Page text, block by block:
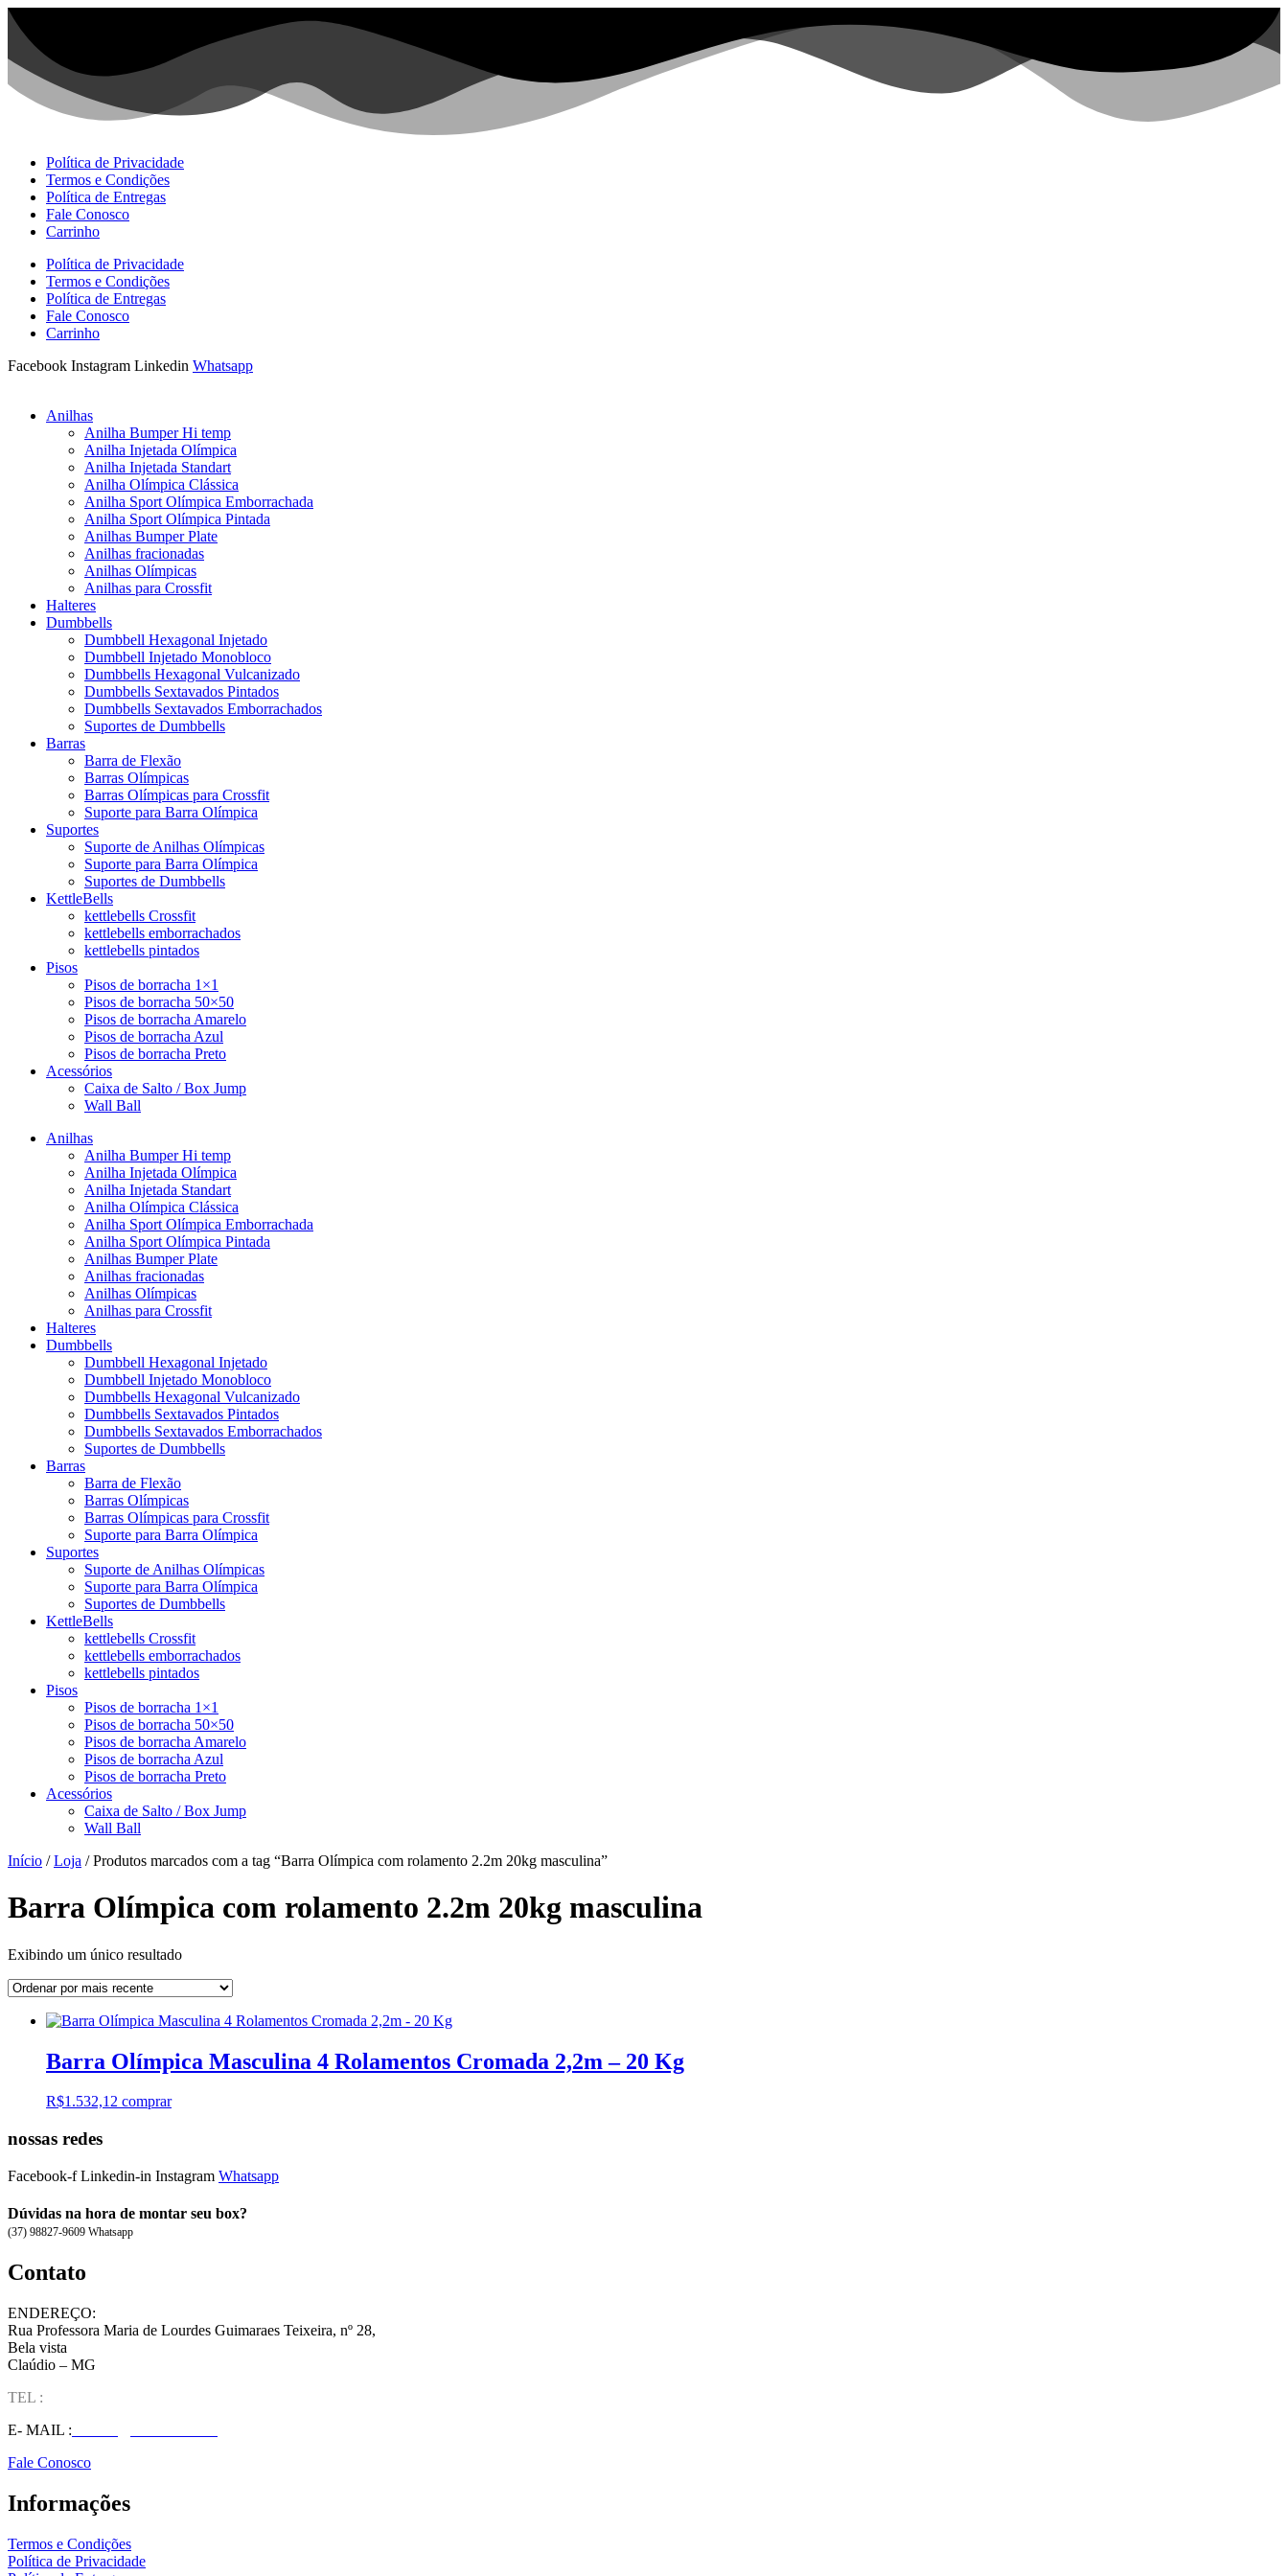
Ir
para
conteúdo
Política de Privacidade
Termos e Condições
Política de Entregas
Fale Conosco
Carrinho
Política de Privacidade
Termos e Condições
Política de Entregas
Fale Conosco
Carrinho
Facebook Instagram Linkedin Whatsapp
Anilhas
Anilha Bumper Hi temp
Anilha Injetada Olímpica
Anilha Injetada Standart
Anilha Olímpica Clássica
Anilha Sport Olímpica Emborrachada
Anilha Sport Olímpica Pintada
Anilhas Bumper Plate
Anilhas fracionadas
Anilhas Olímpicas
Anilhas para Crossfit
Halteres
Dumbbells
Dumbbell Hexagonal Injetado
Dumbbell Injetado Monobloco
Dumbbells Hexagonal Vulcanizado
Dumbbells Sextavados Pintados
Dumbbells Sextavados Emborrachados
Suportes de Dumbbells
Barras
Barra de Flexão
Barras Olímpicas
Barras Olímpicas para Crossfit
Suporte para Barra Olímpica
Suportes
Suporte de Anilhas Olímpicas
Suporte para Barra Olímpica
Suportes de Dumbbells
KettleBells
kettlebells Crossfit
kettlebells emborrachados
kettlebells pintados
Pisos
Pisos de borracha 1×1
Pisos de borracha 50×50
Pisos de borracha Amarelo
Pisos de borracha Azul
Pisos de borracha Preto
Acessórios
Caixa de Salto / Box Jump
Wall Ball
Anilhas
Anilha Bumper Hi temp
Anilha Injetada Olímpica
Anilha Injetada Standart
Anilha Olímpica Clássica
Anilha Sport Olímpica Emborrachada
Anilha Sport Olímpica Pintada
Anilhas Bumper Plate
Anilhas fracionadas
Anilhas Olímpicas
Anilhas para Crossfit
Halteres
Dumbbells
Dumbbell Hexagonal Injetado
Dumbbell Injetado Monobloco
Dumbbells Hexagonal Vulcanizado
Dumbbells Sextavados Pintados
Dumbbells Sextavados Emborrachados
Suportes de Dumbbells
Barras
Barra de Flexão
Barras Olímpicas
Barras Olímpicas para Crossfit
Suporte para Barra Olímpica
Suportes
Suporte de Anilhas Olímpicas
Suporte para Barra Olímpica
Suportes de Dumbbells
KettleBells
kettlebells Crossfit
kettlebells emborrachados
kettlebells pintados
Pisos
Pisos de borracha 1×1
Pisos de borracha 50×50
Pisos de borracha Amarelo
Pisos de borracha Azul
Pisos de borracha Preto
Acessórios
Caixa de Salto / Box Jump
Wall Ball
Início /Loja / Produtos marcados com a tag “Barra Olímpica com rolamento 2.2m 20kg masculina”
Barra Olímpica com rolamento 2.2m 20kg masculina
Exibindo um único resultado
Barra Olímpica Masculina 4 Rolamentos Cromada 2,2m – 20 Kg
R$1.532,12 comprar
nossas redes
Facebook-f Linkedin-in Instagram Whatsapp
Dúvidas na hora de montar seu box?
(37) 98827-9609 Whatsapp
Contato
ENDEREÇO:
Rua Professora Maria de Lourdes Guimaraes Teixeira, nº 28,
Bela vista
Claúdio – MG
TEL :
E- MAIL :
Fale Conosco
Informações
Termos e Condições
Política de Privacidade